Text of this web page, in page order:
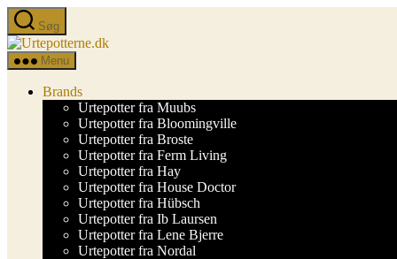
Spring
til
indholdet
Søg
Urtepotterne.dk
Menu
Brands
Urtepotter fra Muubs
Urtepotter fra Bloomingville
Urtepotter fra Broste
Urtepotter fra Ferm Living
Urtepotter fra Hay
Urtepotter fra House Doctor
Urtepotter fra Hübsch
Urtepotter fra Ib Laursen
Urtepotter fra Lene Bjerre
Urtepotter fra Nordal